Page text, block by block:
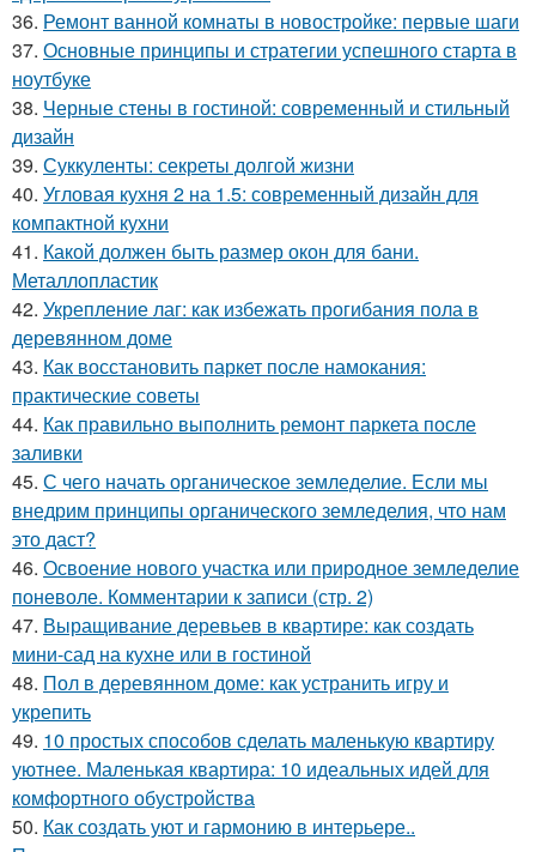
36. Ремонт ванной комнаты в новостройке: первые шаги
37. Основные принципы и стратегии успешного старта в
ноутбуке
38. Черные стены в гостиной: современный и стильный
дизайн
39. Суккуленты: секреты долгой жизни
40. Угловая кухня 2 на 1.5: современный дизайн для
компактной кухни
41. Какой должен быть размер окон для бани.
Металлопластик
42. Укрепление лаг: как избежать прогибания пола в
деревянном доме
43. Как восстановить паркет после намокания:
практические советы
44. Как правильно выполнить ремонт паркета после
заливки
45. С чего начать органическое земледелие. Если мы
внедрим принципы органического земледелия, что нам
это даст?
46. Освоение нового участка или природное земледелие
поневоле. Комментарии к записи (стр. 2)
47. Выращивание деревьев в квартире: как создать
мини-сад на кухне или в гостиной
48. Пол в деревянном доме: как устранить игру и
укрепить
49. 10 простых способов сделать маленькую квартиру
уютнее. Маленькая квартира: 10 идеальных идей для
комфортного обустройства
50. Как создать уют и гармонию в интерьере..